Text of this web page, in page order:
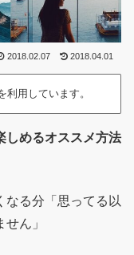
2018.02.07 2018.04.01
用しています。
しめるオススメ方法
なる分「思ってる以
ん」